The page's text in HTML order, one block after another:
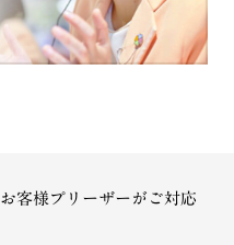
お客様プリーザーがご対応